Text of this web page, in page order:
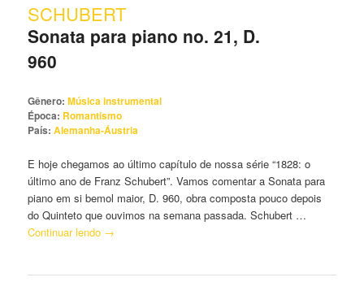
SCHUBERT
Sonata para piano no. 21, D.
960
Gênero: Música instrumental
Época: Romantismo
País: Alemanha-Áustria
E hoje chegamos ao último capítulo de nossa série “1828: o
último ano de Franz Schubert”. Vamos comentar a Sonata para
piano em si bemol maior, D. 960, obra composta pouco depois
do Quinteto que ouvimos na semana passada. Schubert …
Continuar lendo →